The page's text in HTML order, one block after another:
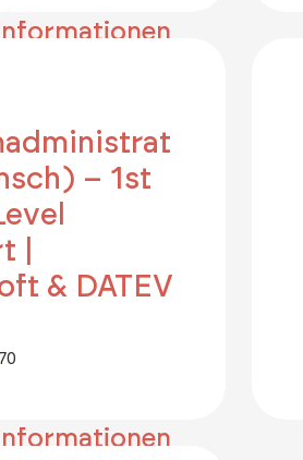
– 1st
|
& DATEV